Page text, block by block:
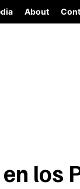
About
los